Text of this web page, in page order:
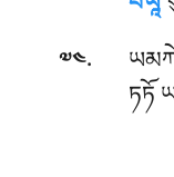
༧༤.
ཏཏོ